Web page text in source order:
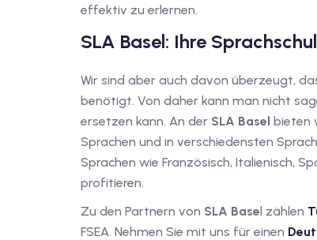
effektiv zu erlernen.
SLA Basel: Ihre
Wir sind aber auch davon überzeugt,
benötigt. Von daher kann man nicht
ersetzen kann. An der SLA Basel bieten
Sprachen und in verschiedensten
Sprachen wie Französisch, Italienisch,
profitieren.
Zu den Partnern von SLA Basel zählen
FSEA. Nehmen Sie mit uns für einen